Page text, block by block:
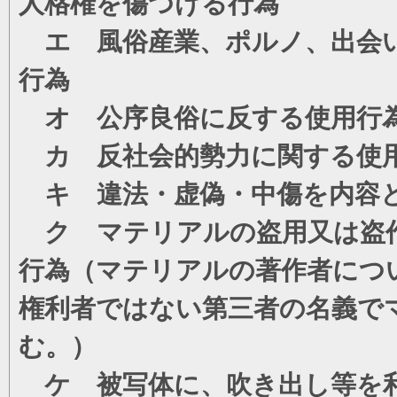
エ 風俗産業、ポルノ、出会
行為
オ 公序良俗に反する使用行
カ 反社会的勢力に関する使
キ 違法・虚偽・中傷を内容
ク マテリアルの盗用又は盗
行為（マテリアルの著作者に
権利者ではない第三者の名義
む。）
ケ 被写体に、吹き出し等を